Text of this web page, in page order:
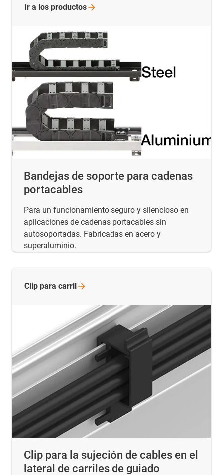
Bandejas de soporte para cadenas
portacables
Para un funcionamiento seguro y silencioso en
aplicaciones de cadenas portacables sin
autosoportadas. Fabricadas en acero y
superaluminio.
Ir a los productos
Clip para la sujeción de cables en el
lateral de carriles de guiado
Clip para carril